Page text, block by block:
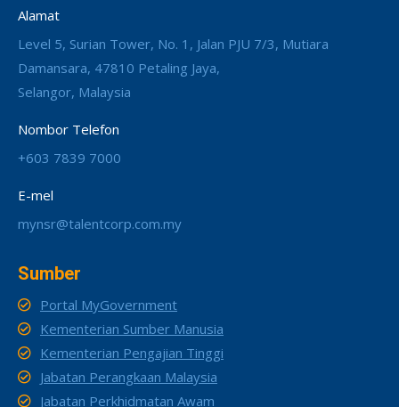
Alamat
Level 5, Surian Tower, No. 1, Jalan PJU 7/3, Mutiara
Damansara, 47810 Petaling Jaya,
Selangor, Malaysia
Nombor Telefon
+603 7839 7000
E-mel
mynsr@talentcorp.com.my
Sumber
Portal MyGovernment
Kementerian Sumber Manusia
Kementerian Pengajian Tinggi
Jabatan Perangkaan Malaysia
Jabatan Perkhidmatan Awam